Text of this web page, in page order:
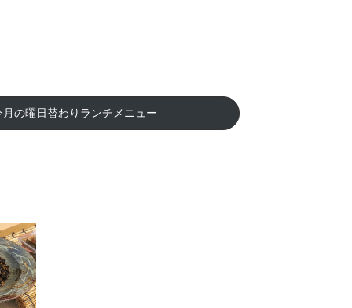
月の曜日替わりランチメニュー